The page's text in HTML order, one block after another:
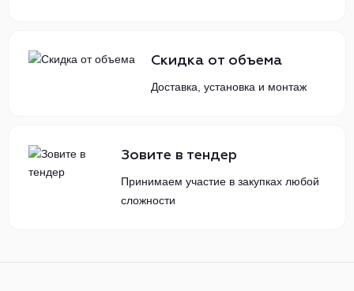
Скидка от объема
Доставка, установка и монтаж
Зовите в тендер
Принимаем участие в закупках любой
сложности